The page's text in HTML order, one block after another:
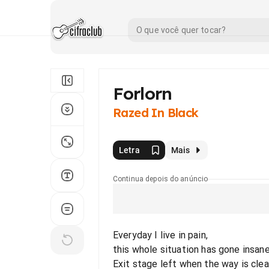
Forlorn
Razed In Black
Letra Mais
Continua depois do anúncio
Everyday I live in pain,
this whole situation has gone
Exit stage left when the way is